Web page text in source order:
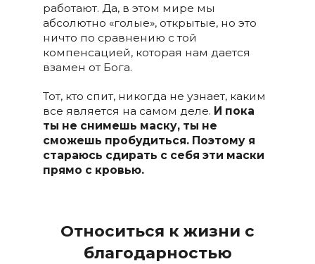
работают. Да, в этом мире мы
абсолютно «голые», открытые, но это
ничто по сравнению с той
компенсацией, которая нам дается
взамен от Бога.
Тот, кто спит, никогда не узнает, каким
все является на самом деле. И пока
ты не снимешь маску, ты не
сможешь пробудиться. Поэтому я
стараюсь сдирать с себя эти маски
прямо с кровью.
Относиться к жизни с
благодарностью